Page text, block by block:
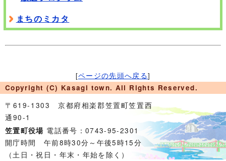
まちのミカタ
[ページの先頭へ戻る]
Copyright (C) Kasagi town. All Rights Reserved.
〒619-1303 京都府相楽郡笠置町笠置西
通90-1
笠置町役場 電話番号：0743-95-2301
開庁時間 午前8時30分～午後5時15分
（土日・祝日・年末・年始を除く）